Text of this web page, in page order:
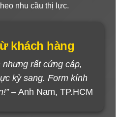
nhu cầu thị lực.
khách hàng
nhưng rất cứng cáp,
kỳ sang. Form kính
– Anh Nam, TP.HCM